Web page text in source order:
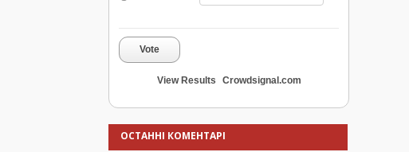
Vote
View Results Crowdsignal.com
ОСТАННІ КОМЕНТАРІ